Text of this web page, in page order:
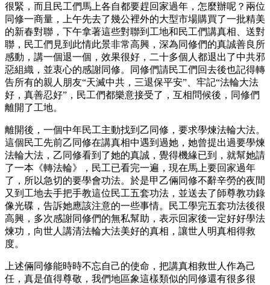
很緊，而且民工們馬上各自都要趕回家過年，怎麼辦呢？兩位
同修一商量，上午先去了幾公裡外的大型市場購買了一批精美
的新春對聯，下午拿著這些對聯到工地和民工們講真相、送對
聯，民工們見到此情此景非常高興，深為同修們的真誠善良所
感動，講一個退一個，效果很好，二十多個人都退出了中共邪
惡組織，並衷心的感謝同修。同修們請民工們回去後也記得轉
告所有的親人朋友“天滅中共，三退保平安”、牢記“法輪大法
好，真善忍好”，民工們都樂意接受了，互相問候後，同修們
離開了工地。
離開後，一個中年民工主動找到乙同修，要求學煉法輪大法。
這個民工先前乙同修在講真相中遇到過她，她曾提出過要學煉
法輪大法，乙同修看到了她的真誠，覺得機緣已到，就幫她請
了一本《轉法輪》，民工已看完一遍，現在馬上要回家過年
了，所以急切的要學會功法。於是甲乙倆同修不辭辛勞的夜間
又到工地去手把手教這位民工五套功法，並送去了師尊教功錄
像光碟，告訴她應該注意的一些事情。民工學完五套功法後很
高興，多次感謝同修們的無私幫助，表示回家後一定好好學法
煉功，向世人講清法輪大法美好的真相，讓世人明真相得救
度。
上述倆同修能時時不忘自己的使命，把講真相救世人作為己
任，真是值得尊敬，我們地區象這樣類似的同修還有很多很